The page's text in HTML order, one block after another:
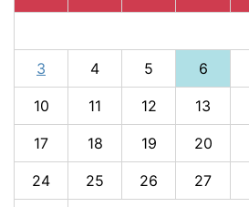
3 4 5 6
10 11 12 13
17 18 19 20
24 25 26 27